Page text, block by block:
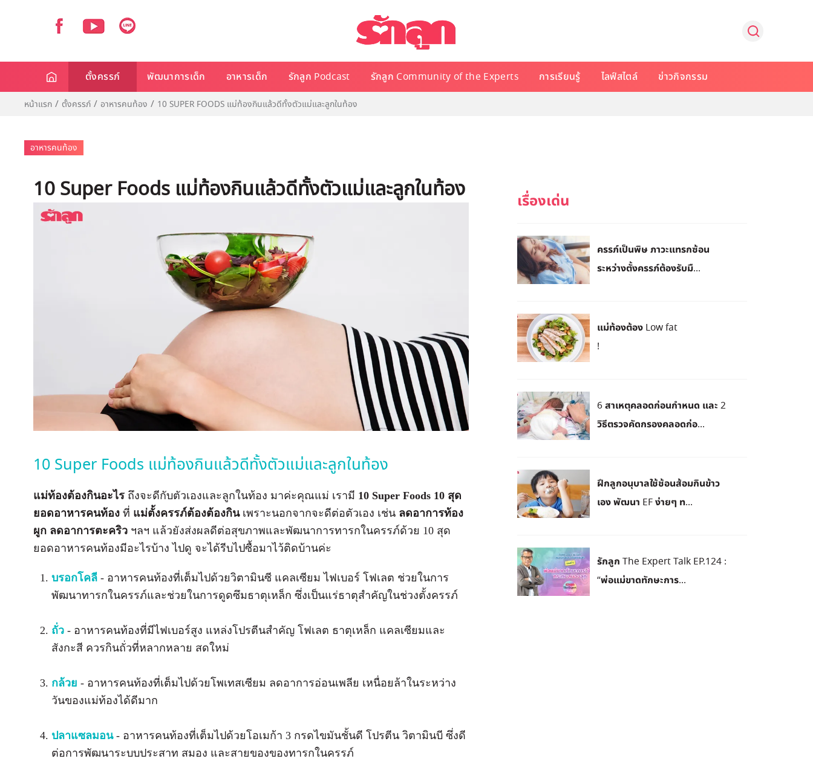
ตั้งครรภ์ พัฒนาการเด็ก อาหารเด็ก รักลูก Podcast รักลูก Community of the Experts การเรียนรู้ ไลฟ์สไตล์ ข่าวกิจกรรม
หน้าแรก ตั้งครรภ์ อาหารคนท้อง 10 SUPER FOODS แม่ท้องกินแล้วดีทั้งตัวแม่และลูกในท้อง
อาหารคนท้อง
10 Super Foods แม่ท้องกินแล้วดีทั้งตัวแม่และลูกในท้อง
10 Super Foods แม่ท้องกินแล้วดีทั้งตัวแม่และลูกในท้อง
แม่ท้องต้องกินอะไร ถึงจะดีกับตัวเองและลูกในท้อง มาค่ะคุณแม่ เรามี 10 Super Foods 10 สุด
ยอดอาหารคนท้อง ที่ แม่ตั้งครรภ์ต้องต้องกินเพราะนอกจากจะดีต่อตัวเอง เช่น ลดอาการท้อง
ผูก ลดอาการตะคริว ฯลฯ แล้วยังส่งผลดีต่อสุขภาพและพัฒนาการทารกในครรภ์ด้วย 10 สุด
ยอดอาหารคนท้องมีอะไรบ้าง ไปดู จะได้รีบไปซื้อมาไว้ติดบ้านค่ะ
บรอกโคลี - อาหารคนท้องที่เต็มไปด้วยวิตามินซี แคลเซียม ไฟเบอร์ โฟเลต ช่วยในการ
พัฒนาทารกในครรภ์และช่วยในการดูดซึมธาตุเหล็ก ซึ่งเป็นแร่ธาตุสำคัญในช่วงตั้งครรภ์
ถั่ว - อาหารคนท้องที่มีไฟเบอร์สูง แหล่งโปรตีนสำคัญ โฟเลต ธาตุเหล็ก แคลเซียมและ
สังกะสี ควรกินถั่วที่หลากหลาย สดใหม่
กล้วย - อาหารคนท้องที่เต็มไปด้วยโพเทสเซียม ลดอาการอ่อนเพลีย เหนื่อยล้าในระหว่าง
วันของแม่ท้องได้ดีมาก
ปลาแซลมอน- อาหารคนท้องที่เต็มไปด้วยโอเมก้า 3 กรดไขมันชั้นดี โปรตีน วิตามินบี ซึ่งดี
ต่อการพัฒนาระบบประสาท สมอง และสายของของทารกในครรภ์
ครรภ์เป็นพิษ ภาวะแทรกซ้อน
ระหว่างตั้งครรภ์ต้องรับมื...
แม่ท้องต้อง Low fat
!
6 สาเหตุคลอดก่อนกำหนด และ 2
วิธีตรวจคัดกรองคลอดก่อ...
ฝึกลูกอนุบาลใช้ช้อนส้อมกินข้าว
เอง พัฒนา EF ง่ายๆ ท...
รักลูก The Expert Talk EP.124 :
“พ่อแม่ขาดทักษะการ...